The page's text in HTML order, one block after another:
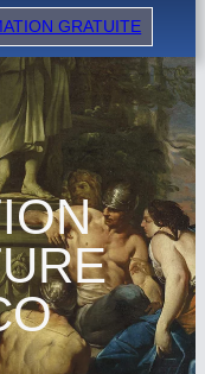
GRATUITE